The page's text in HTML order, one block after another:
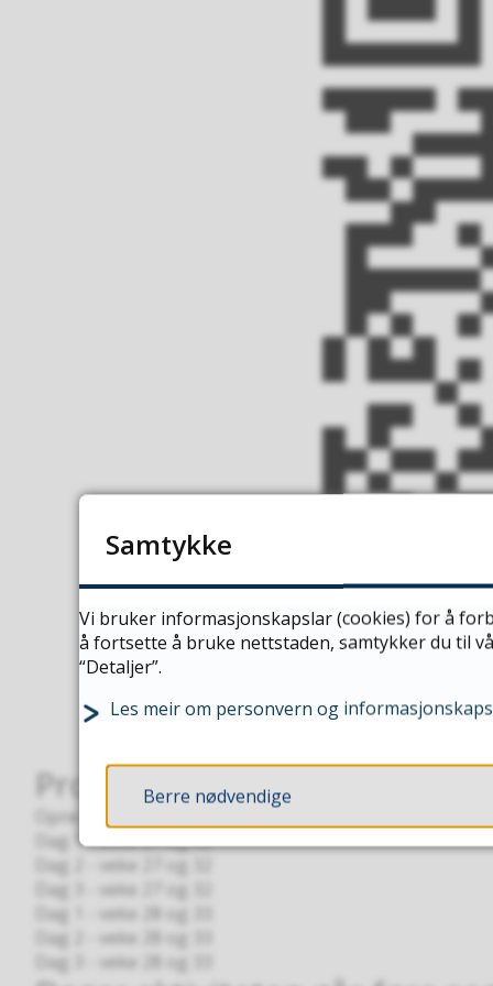
Program - Aktivtitetsdagar
Opne alle
Dag 1 - veke 27 og 32
Dag 2 - veke 27 og 32
Dag 3 - veke 27 og 32
Dag 1 - veke 28 og 33
Dag 2 - veke 28 og 33
Dag 3 - veke 28 og 33
Samtykke
Vi bruker informasjonskapslar (cookies) for å
å fortsette å bruke nettstaden, samtykker du til
“Detaljer”.
Les meir om personvern og
Berre nødvendige